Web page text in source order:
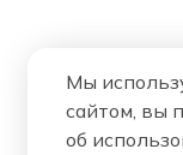
Мы
сайтом, вы
об